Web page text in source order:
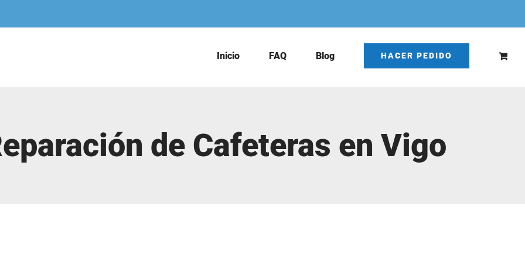
Inicio FAQ Blog HACER PEDIDO
de Cafeteras en Vigo